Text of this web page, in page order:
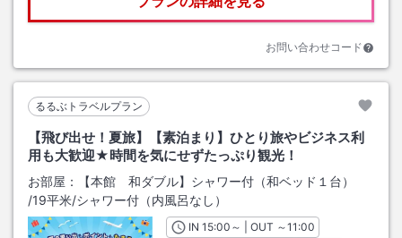
お問い合わせコード
るるぶトラベルプラン
【飛び出せ！夏旅】【素泊まり】ひとり旅やビジネス利
用も大歓迎★時間を気にせずたっぷり観光！
お部屋：
【本館 和ダブル】シャワー付（和ベッド１台）
/19平米/シャワー付（内風呂なし）
INチェックイン
15:00 ～ | OUT チェックアウト
～11:00